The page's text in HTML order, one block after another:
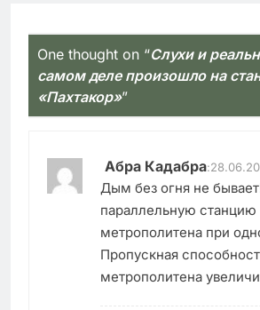
One thought on “Слухи и
самом деле произошло на
«Пахтакор»”
Абра Кадабра:
Дым без огня не
параллельную станцию
метрополитена при
Пропускная
метрополитена